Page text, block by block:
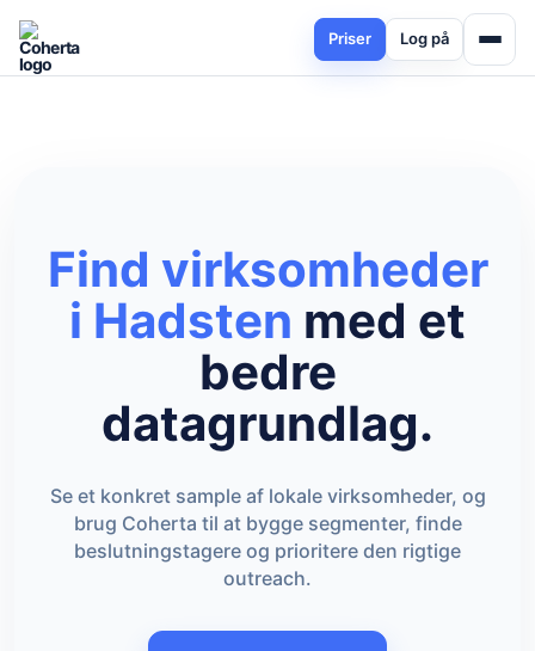
Priser Log på
Find virksomheder
i Hadsten med et
bedre
datagrundlag.
Se et konkret sample af lokale virksomheder, og
brug Coherta til at bygge segmenter, finde
beslutningstagere og prioritere den rigtige
outreach.